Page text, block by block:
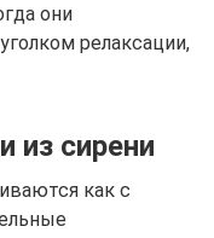
они
релаксации,
из сирени
как с